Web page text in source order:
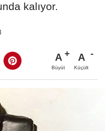
kalıyor.
A
Büyüt
A
Küçült